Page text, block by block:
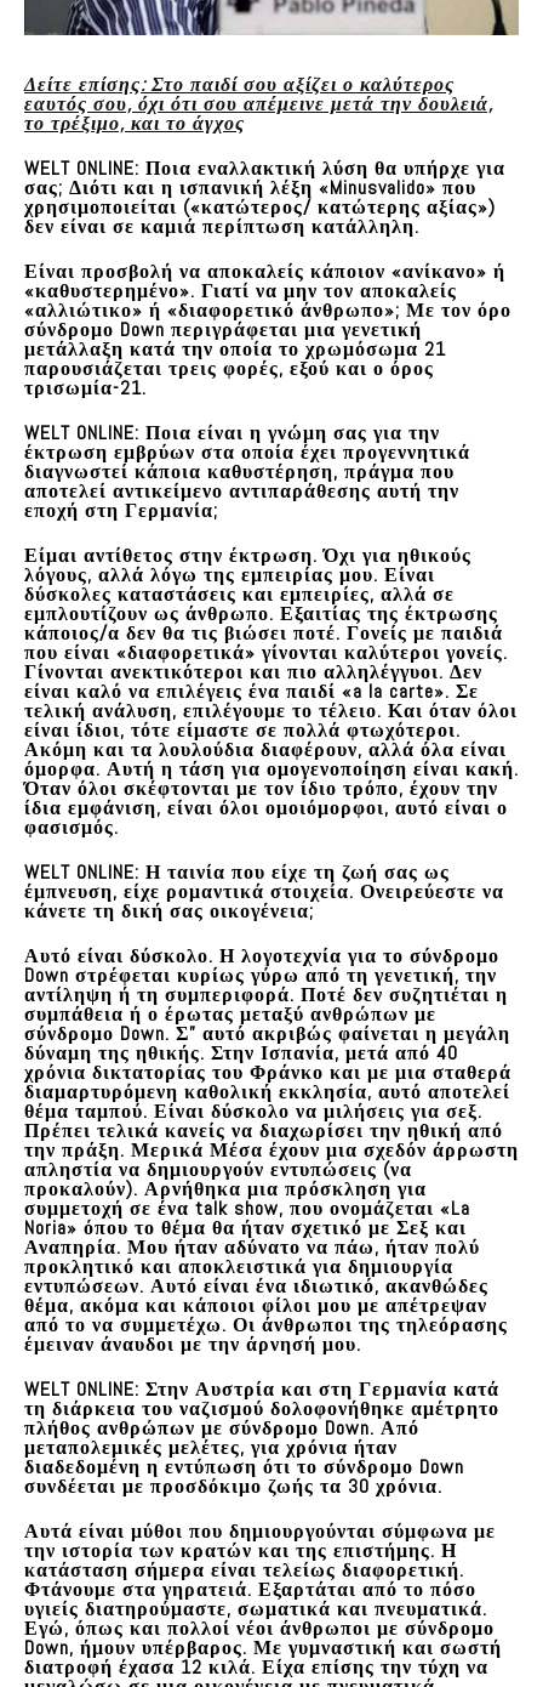
Δείτε επίσης: Στο παιδί σου αξίζει ο καλύτερος
εαυτός σου, όχι ότι σου απέμεινε μετά την δουλειά,
το τρέξιμο, και το άγχος
WELT ONLINE: Ποια εναλλακτική λύση θα υπήρχε για
σας; Διότι και η ισπανική λέξη «Minusvalido» που
χρησιμοποιείται («κατώτερος/ κατώτερης αξίας»)
δεν είναι σε καμιά περίπτωση κατάλληλη.
Είναι προσβολή να αποκαλείς κάποιον «ανίκανο» ή
«καθυστερημένο». Γιατί να μην τον αποκαλείς
«αλλιώτικο» ή «διαφορετικό άνθρωπο»; Με τον όρο
σύνδρομο Down περιγράφεται μια γενετική
μετάλλαξη κατά την οποία το χρωμόσωμα 21
παρουσιάζεται τρεις φορές, εξού και ο όρος
τρισωμία-21.
WELT ONLINE: Ποια είναι η γνώμη σας για την
έκτρωση εμβρύων στα οποία έχει προγεννητικά
διαγνωστεί κάποια καθυστέρηση, πράγμα που
αποτελεί αντικείμενο αντιπαράθεσης αυτή την
εποχή στη Γερμανία;
Είμαι αντίθετος στην έκτρωση. Όχι για ηθικούς
λόγους, αλλά λόγω της εμπειρίας μου. Είναι
δύσκολες καταστάσεις και εμπειρίες, αλλά σε
εμπλουτίζουν ως άνθρωπο. Εξαιτίας της έκτρωσης
κάποιος/α δεν θα τις βιώσει ποτέ. Γονείς με παιδιά
που είναι «διαφορετικά» γίνονται καλύτεροι γονείς.
Γίνονται ανεκτικότεροι και πιο αλληλέγγυοι. Δεν
είναι καλό να επιλέγεις ένα παιδί «a la carte». Σε
τελική ανάλυση, επιλέγουμε το τέλειο. Και όταν όλοι
είναι ίδιοι, τότε είμαστε σε πολλά φτωχότεροι.
Ακόμη και τα λουλούδια διαφέρουν, αλλά όλα είναι
όμορφα. Αυτή η τάση για ομογενοποίηση είναι κακή.
Όταν όλοι σκέφτονται με τον ίδιο τρόπο, έχουν την
ίδια εμφάνιση, είναι όλοι ομοιόμορφοι, αυτό είναι ο
φασισμός.
WELT ONLINE: Η ταινία που είχε τη ζωή σας ως
έμπνευση, είχε ρομαντικά στοιχεία. Ονειρεύεστε να
κάνετε τη δική σας οικογένεια;
Αυτό είναι δύσκολο. Η λογοτεχνία για το σύνδρομο
Down στρέφεται κυρίως γύρω από τη γενετική, την
αντίληψη ή τη συμπεριφορά. Ποτέ δεν συζητιέται η
συμπάθεια ή ο έρωτας μεταξύ ανθρώπων με
σύνδρομο Down. Σ” αυτό ακριβώς φαίνεται η μεγάλη
δύναμη της ηθικής. Στην Ισπανία, μετά από 40
χρόνια δικτατορίας του Φράνκο και με μια σταθερά
διαμαρτυρόμενη καθολική εκκλησία, αυτό αποτελεί
θέμα ταμπού. Είναι δύσκολο να μιλήσεις για σεξ.
Πρέπει τελικά κανείς να διαχωρίσει την ηθική από
την πράξη. Μερικά Μέσα έχουν μια σχεδόν άρρωστη
απληστία να δημιουργούν εντυπώσεις (να
προκαλούν). Αρνήθηκα μια πρόσκληση για
συμμετοχή σε ένα talk show, που ονομάζεται «La
Noria» όπου το θέμα θα ήταν σχετικό με Σεξ και
Αναπηρία. Μου ήταν αδύνατο να πάω, ήταν πολύ
προκλητικό και αποκλειστικά για δημιουργία
εντυπώσεων. Αυτό είναι ένα ιδιωτικό, ακανθώδες
θέμα, ακόμα και κάποιοι φίλοι μου με απέτρεψαν
από το να συμμετέχω. Οι άνθρωποι της τηλεόρασης
έμειναν άναυδοι με την άρνησή μου.
WELT ONLINE: Στην Αυστρία και στη Γερμανία κατά
τη διάρκεια του ναζισμού δολοφονήθηκε αμέτρητο
πλήθος ανθρώπων με σύνδρομο Down. Από
μεταπολεμικές μελέτες, για χρόνια ήταν
διαδεδομένη η εντύπωση ότι το σύνδρομο Down
συνδέεται με προσδόκιμο ζωής τα 30 χρόνια.
Αυτά είναι μύθοι που δημιουργούνται σύμφωνα με
την ιστορία των κρατών και της επιστήμης. Η
κατάσταση σήμερα είναι τελείως διαφορετική.
Φτάνουμε στα γηρατειά. Εξαρτάται από το πόσο
υγιείς διατηρούμαστε, σωματικά και πνευματικά.
Εγώ, όπως και πολλοί νέοι άνθρωποι με σύνδρομο
Down, ήμουν υπέρβαρος. Με γυμναστική και σωστή
διατροφή έχασα 12 κιλά. Είχα επίσης την τύχη να